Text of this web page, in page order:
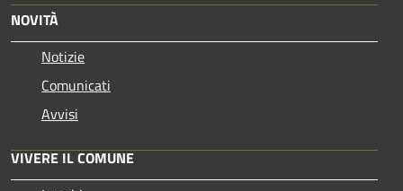
NOVITÀ
Notizie
Comunicati
Avvisi
VIVERE IL COMUNE